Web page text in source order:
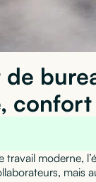
de
travail moderne,
mais